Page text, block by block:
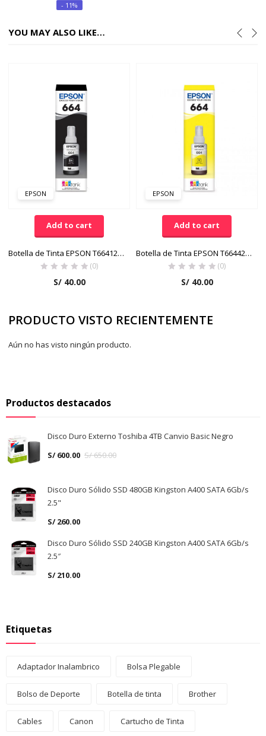
- 11%
YOU MAY ALSO LIKE…
EPSON
Add to cart
Botella de Tinta EPSON T664120, Color Negro
(0)
S/40.00
EPSON
Add to cart
Botella de Tinta EPSON T664420, Color Amarillo
(0)
S/40.00
PRODUCTO VISTO RECIENTEMENTE
Aún no has visto ningún producto.
Productos destacados
Disco Duro Externo Toshiba 4TB Canvio Basic Negro
S/600.00 S/650.00
Disco Duro Sólido SSD 480GB Kingston A400 SATA 6Gb/s
2.5"
S/260.00
Disco Duro Sólido SSD 240GB Kingston A400 SATA 6Gb/s
2.5″
S/210.00
Etiquetas
Adaptador Inalambrico Bolsa Plegable
Bolso de Deporte Botella de tinta Brother
Cables Canon Cartucho de Tinta